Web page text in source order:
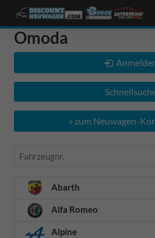
Omoda
» zum Neuwagen-
Fahrzeugnr.
Abarth
Alfa Romeo
Alpine